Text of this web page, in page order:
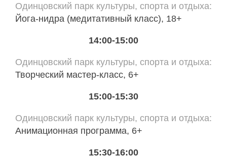
Одинцовский парк культуры, спорта и отдыха
Йога-нидра (медитативный класс), 18+
14:00-15:00
Одинцовский парк культуры, спорта и отдыха
Творческий мастер-класс, 6+
15:00-15:30
Одинцовский парк культуры, спорта и отдыха
Анимационная программа, 6+
15:30-16:00